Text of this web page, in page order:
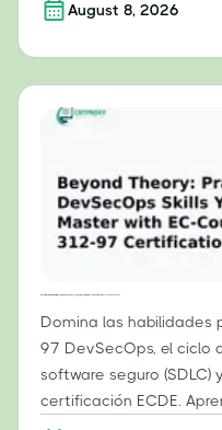
August 8, 2026
Domina las habilidades
97 DevSecOps, el ciclo
software seguro
certificación ECDE.